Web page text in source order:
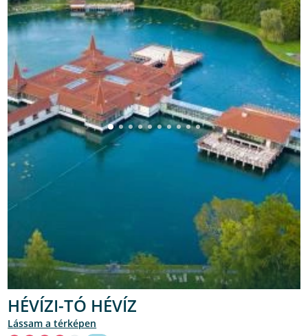
HÉVÍZI-TÓ HÉVÍZ
lássam a térképen